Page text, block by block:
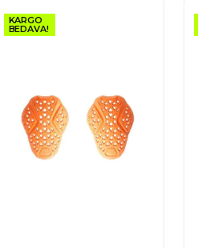
KARGO
BEDAVA!